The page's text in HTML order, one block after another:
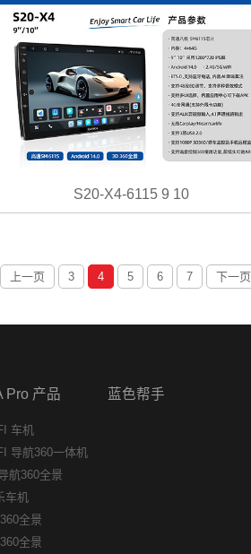
S20-X4-6115 9 10
上一页 3 4 5 6 7 下一页
Pro 产品
车机
导航360一体机
航360全景
车机
全景
全景
蓝色帮手